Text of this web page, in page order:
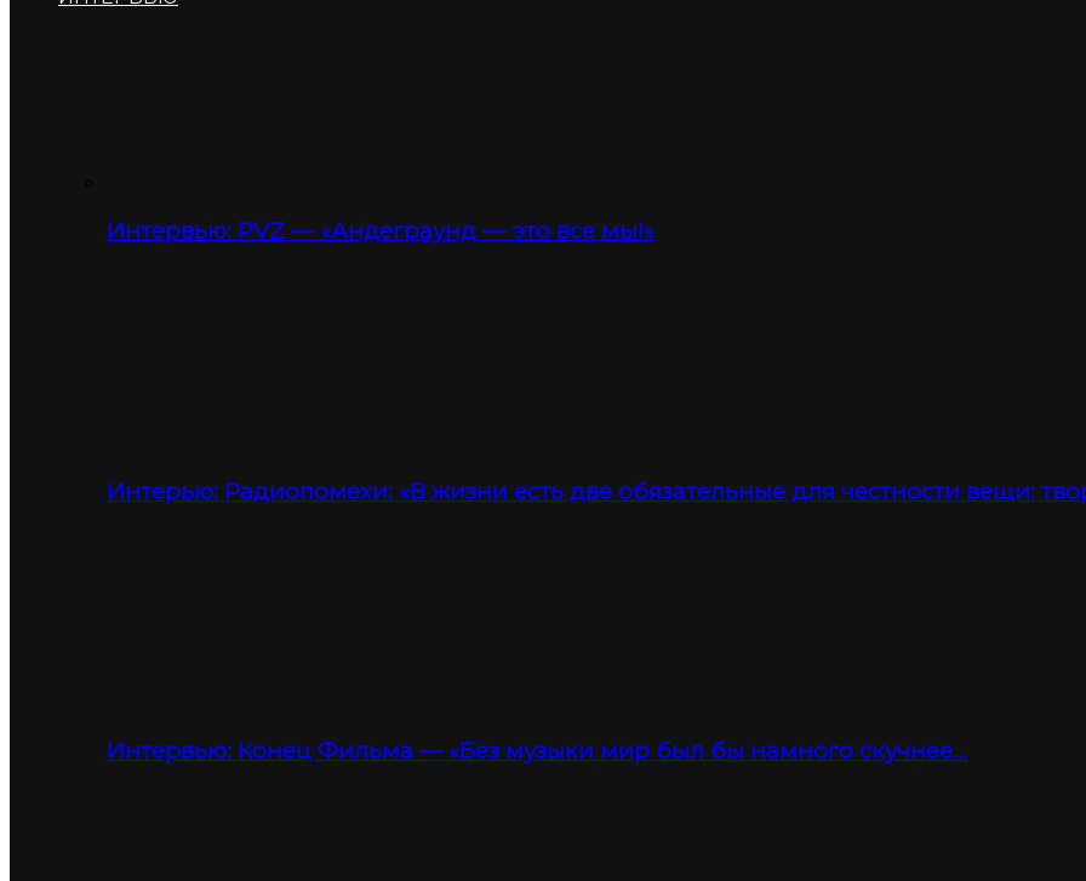
Интервью: PVZ — «Андеграунд — это все мы!»
Интерью: Радиопомехи: «В жизни есть две обязательные для честности вещи:
Интервью: Конец Фильма — «Без музыки мир был бы намного скучнее…